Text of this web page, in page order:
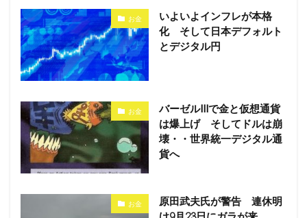
お金
いよいよインフレが本格
化 そして日本デフォルト
とデジタル円
お金
バーゼルⅢで金と仮想通貨
は爆上げ そしてドルは崩
壊・・世界統一デジタル通
貨へ
お金
原田武夫氏が警告 連休明